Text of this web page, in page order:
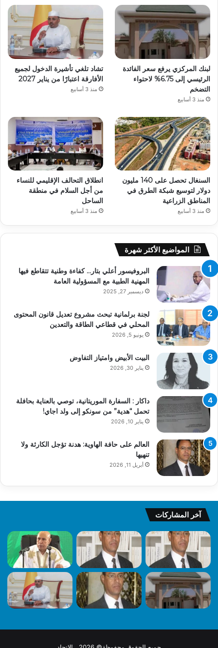
لبنك المركزي يرفع سعر الفائدة
الرئيسي إلى 6.75% لاحتواء
التضخم
منذ 3 أسابيع
تشاد تلغي تأشيرة الدخول لجميع
الأفارقة اعتبارًا من يناير 2027
منذ 3 أسابيع
السنغال تحصل على 140 مليون
دولار لتوسيع شبكة الطرق في
المناطق الزراعية
منذ 3 أسابيع
انطلاق التحالف الإقليمي للنساء
من أجل السلام في منطقة
الساحل
منذ 3 أسابيع
المواضيع الأكثر شهرة
البروفيسور أعلي بتار… كفاءة وطنية تتقاطع فيها
المهنية الطبية مع المسؤولية العامة
ديسمبر 27, 2025
لجنة برلمانية تبحث مشروع تعديل قانون المحتوى
المحلي في قطاعي الطاقة والتعدين
يونيو 5, 2026
البيت الأبيض وامتياز التفاوض
يناير 30, 2026
داكار : السفارة الموريتانية، توصي بالعناية بحافلة
تحمل “هدية” من سونكو إلى ولد اجاي!
يناير 10, 2026
العالم على حافة الهاوية: هدنة تؤجل الكارثة ولا
تنهيها
أبريل 11, 2026
آخر المشاركات